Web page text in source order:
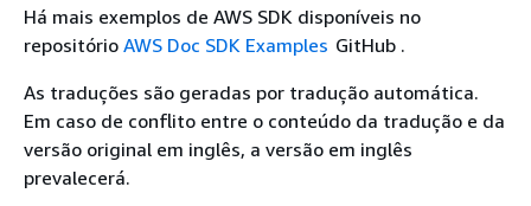
Há mais exemplos de AWS SDK disponíveis no
repositório AWS Doc SDK Examples GitHub .
As traduções são geradas por tradução automática.
Em caso de conflito entre o conteúdo da tradução e da
versão original em inglês, a versão em inglês
prevalecerá.